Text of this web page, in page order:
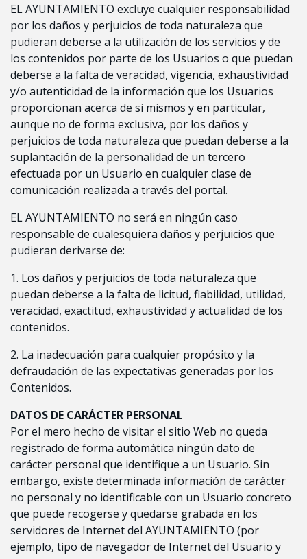
EL AYUNTAMIENTO excluye cualquier responsabilidad
por los daños y perjuicios de toda naturaleza que
pudieran deberse a la utilización de los servicios y de
los contenidos por parte de los Usuarios o que puedan
deberse a la falta de veracidad, vigencia, exhaustividad
y/o autenticidad de la información que los Usuarios
proporcionan acerca de si mismos y en particular,
aunque no de forma exclusiva, por los daños y
perjuicios de toda naturaleza que puedan deberse a la
suplantación de la personalidad de un tercero
efectuada por un Usuario en cualquier clase de
comunicación realizada a través del portal.
EL AYUNTAMIENTO no será en ningún caso
responsable de cualesquiera daños y perjuicios que
pudieran derivarse de:
1. Los daños y perjuicios de toda naturaleza que
puedan deberse a la falta de licitud, fiabilidad, utilidad,
veracidad, exactitud, exhaustividad y actualidad de los
contenidos.
2. La inadecuación para cualquier propósito y la
defraudación de las expectativas generadas por los
Contenidos.
DATOS DE CARÁCTER PERSONAL
Por el mero hecho de visitar el sitio Web no queda
registrado de forma automática ningún dato de
carácter personal que identifique a un Usuario. Sin
embargo, existe determinada información de carácter
no personal y no identificable con un Usuario concreto
que puede recogerse y quedarse grabada en los
servidores de Internet del AYUNTAMIENTO (por
ejemplo, tipo de navegador de Internet del Usuario y